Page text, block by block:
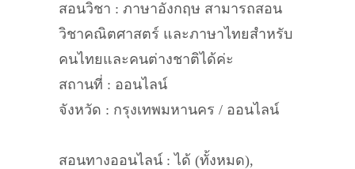
สอนวิชา : ภาษาอังกฤษ สามารถสอน
วิชาคณิตศาสตร์ และภาษาไทยสำหรับ
คนไทยและคนต่างชาติได้ค่ะ
สถานที่ : ออนไลน์
จังหวัด : กรุงเทพมหานคร / ออนไลน์
สอนทางออนไลน์ : ได้ (ทั้งหมด),